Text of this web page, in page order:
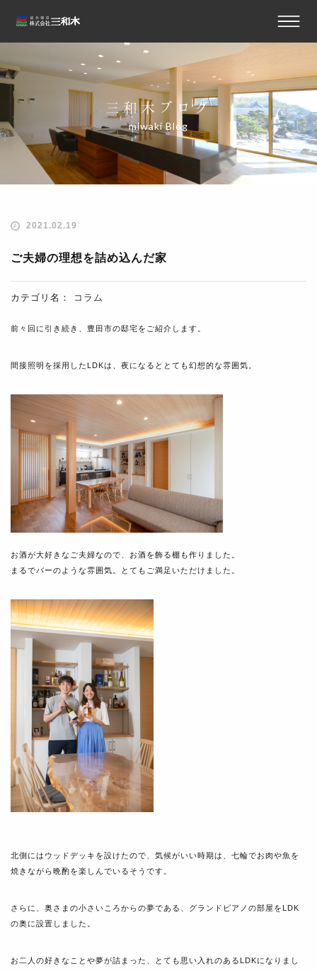
三和木ブログ
miwaki Blog
2021.02.19
ご夫婦の理想を詰め込んだ家
カテゴリ名： コラム
前々回に引き続き、豊田市の邸宅をご紹介します。
間接照明を採用したLDKは、夜になるととても幻想的な雰囲気。
お酒が大好きなご夫婦なので、お酒を飾る棚も作りました。
まるでバーのような雰囲気。とてもご満足いただけました。
北側にはウッドデッキを設けたので、気候がいい時期は、七輪でお肉や魚を
焼きながら晩酌を楽しんでいるそうです。
さらに、奥さまの小さいころからの夢である、グランドピアノの部屋をLDK
の奥に設置しました。
お二人の好きなことや夢が詰まった、とても思い入れのあるLDKになりまし